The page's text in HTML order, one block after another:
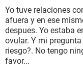
SEXUALIDAD
GLOSARIO
Yo tuve relaciones
afuera y en ese
despues. Yo estaba
ovular. Y mi
riesgo?. No tengo
favor...